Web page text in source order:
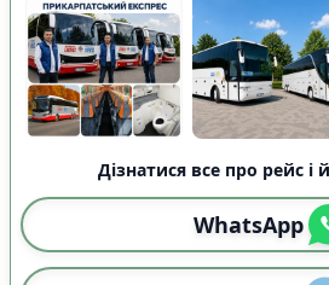
Дізнатися все про рейс і
WhatsApp